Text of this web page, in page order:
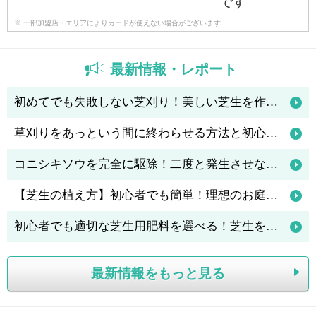
※ 一部加盟店・エリアによりカードが使えない場合がございます
最新情報・レポート
初めてでも失敗しない芝刈り！美しい芝生を作るためのコツと人気の芝刈り機4選
草刈りをあっという間に終わらせる方法と初心者におすすめの草刈機3選
コニシキソウを完全に駆除！二度と発生させないポイントは「アリ駆除」
【芝生の植え方】初心者でも簡単！理想のお庭を作る植え方のポイント解説
初心者でも適切な芝生用肥料を選べる！芝生を元気に育てる肥料の知識
最新情報をもっと見る